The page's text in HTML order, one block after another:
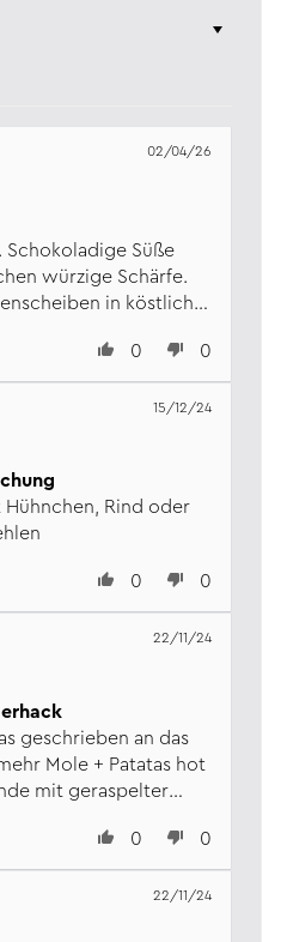
02/04/26
Schokoladige Süße
würzige Schärfe.
in köstliche
0
0
15/12/24
Rind oder
0 0
22/11/24
geschrieben an das
Mole + Patatas hot
mit geraspelter
ergibt sich ein
die
im Glas ist
0 0
22/11/24